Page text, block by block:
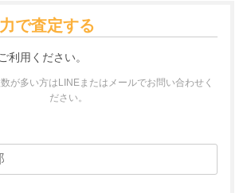
で査定する
利用ください。
が多い方はLINEまたはメールでお問い合わせく
ださい。